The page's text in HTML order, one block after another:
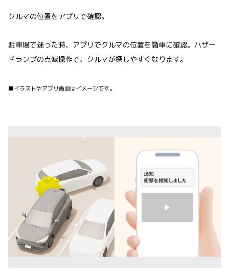
クルマの位置をアプリで確認。
駐車場で迷った時、アプリでクルマの位置を簡単に確認。ハザー
ドランプの点滅操作で、クルマが探しやすくなります。
■イラストやアプリ画面はイメージです。